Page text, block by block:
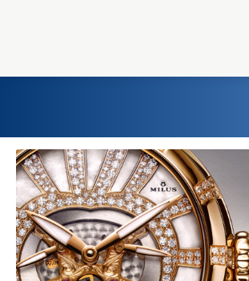
Home
Einst und Heute
Marken
Konzerne